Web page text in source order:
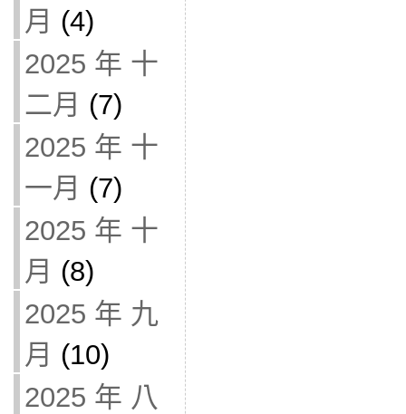
月 (4)
2025 年 十
二月 (7)
2025 年 十
一月 (7)
2025 年 十
月 (8)
2025 年 九
月 (10)
2025 年 八